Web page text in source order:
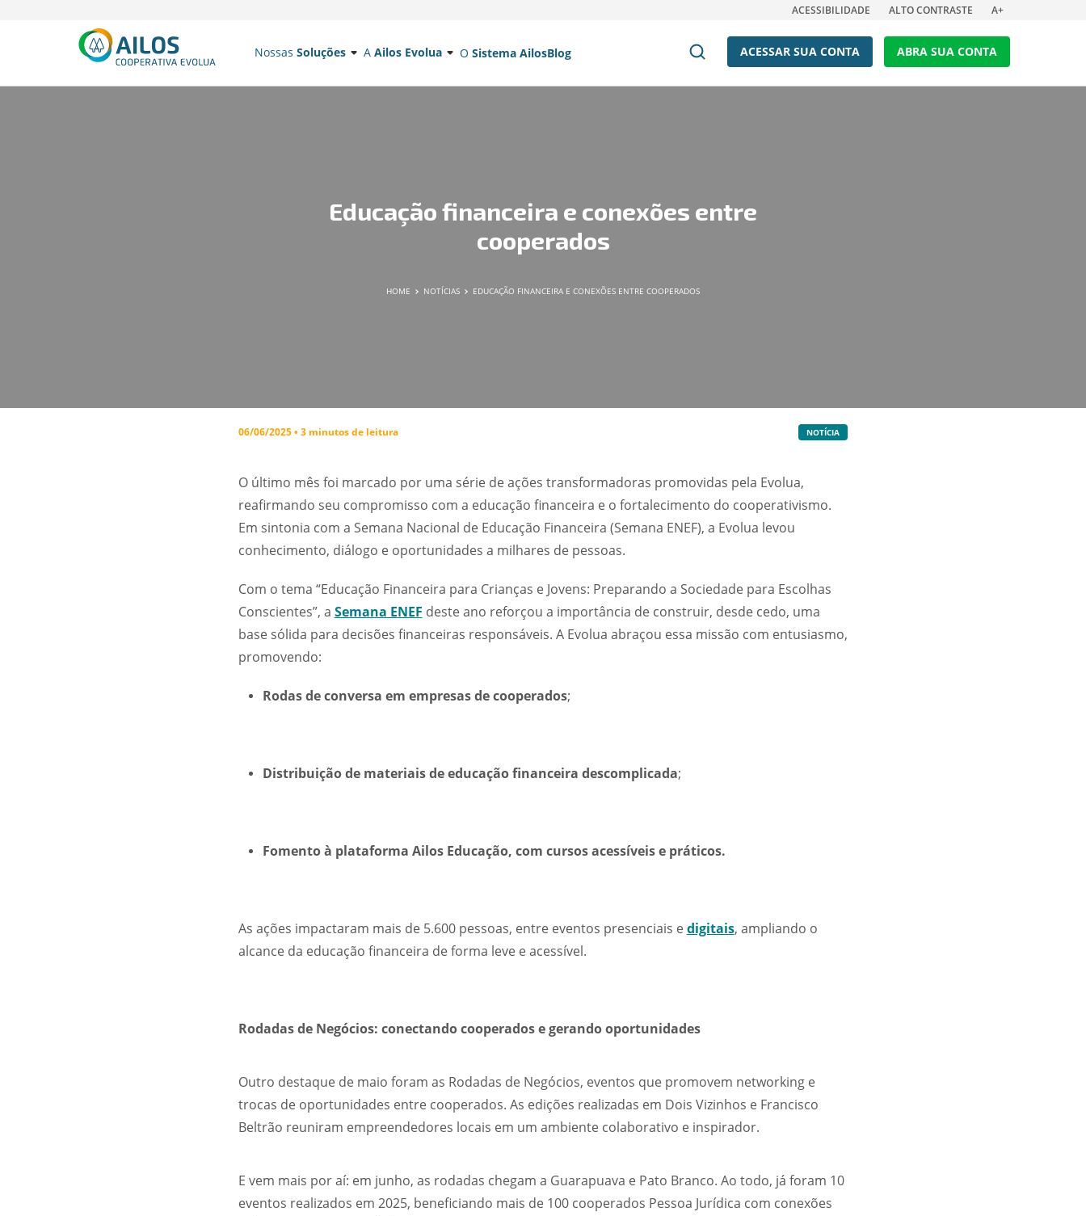
ACESSIBILIDADE ALTO CONTRASTE A+
Nossas Soluções A Ailos Evolua O Sistema AilosBlog ACESSAR SUA CONTA ABRA SUA CONTA
Educação financeira e conexões entre
cooperados
HOME NOTÍCIAS EDUCAÇÃO FINANCEIRA E CONEXÕES ENTRE COOPERADOS
06/06/2025 • 3 minutos de leitura NOTÍCIA
O último mês foi marcado por uma série de ações transformadoras promovidas pela Evolua,
reafirmando seu compromisso com a educação financeira e o fortalecimento do cooperativismo.
Em sintonia com a Semana Nacional de Educação Financeira (Semana ENEF), a Evolua levou
conhecimento, diálogo e oportunidades a milhares de pessoas.
Com o tema “Educação Financeira para Crianças e Jovens: Preparando a Sociedade para Escolhas
Conscientes”, a Semana ENEF deste ano reforçou a importância de construir, desde cedo, uma
base sólida para decisões financeiras responsáveis. A Evolua abraçou essa missão com entusiasmo,
promovendo:
Rodas de conversa em empresas de cooperados;
Distribuição de materiaisde educação financeira descomplicada;
Fomento à plataforma Ailos Educação, com cursos acessíveis e práticos.
As ações impactaram mais de 5.600 pessoas, entre eventos presenciais e digitais, ampliando o
alcance da educação financeira de forma leve e acessível.
Rodadas de Negócios: conectando cooperados e gerando oportunidades
Outro destaque de maio foram as Rodadas de Negócios, eventos que promovem networking e
trocas de oportunidades entre cooperados. As edições realizadas em Dois Vizinhos e Francisco
Beltrão reuniram empreendedores locais em um ambiente colaborativo e inspirador.
E vem mais por aí: em junho, as rodadas chegam a Guarapuava e Pato Branco. Ao todo, já foram 10
eventos realizados em 2025, beneficiando mais de 100 cooperados Pessoa Jurídica com conexões